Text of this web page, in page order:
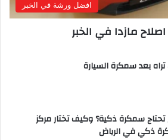
افضل ورشة في الخبر
مازدا في الخبر
تراه بعد سمكرة السيارة
سمكرة ذكية؟ وكيف تختار مركز
ذكي في الرياض